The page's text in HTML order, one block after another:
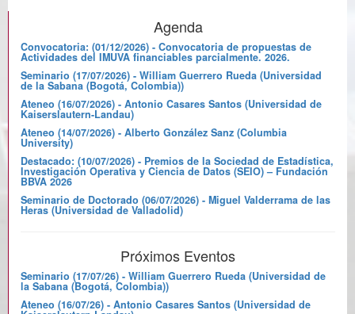
Agenda
Convocatoria: (01/12/2026) - Convocatoria de propuestas de
Actividades del IMUVA financiables parcialmente. 2026.
Seminario (17/07/2026) - William Guerrero Rueda (Universidad
de la Sabana (Bogotá, Colombia))
Ateneo (16/07/2026) - Antonio Casares Santos (Universidad de
Kaiserslautern-Landau)
Ateneo (14/07/2026) - Alberto González Sanz (Columbia
University)
Destacado: (10/07/2026) - Premios de la Sociedad de Estadística,
Investigación Operativa y Ciencia de Datos (SEIO) – Fundación
BBVA 2026
Seminario de Doctorado (06/07/2026) - Miguel Valderrama de las
Heras (Universidad de Valladolid)
Próximos Eventos
Seminario (17/07/26) - William Guerrero Rueda (Universidad de
la Sabana (Bogotá, Colombia))
Ateneo (16/07/26) - Antonio Casares Santos (Universidad de